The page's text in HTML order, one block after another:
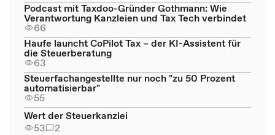
Podcast mit Taxdoo-Gründer Gothmann: Wie
Verantwortung Kanzleien und Tax Tech verbindet
66
Haufe launcht CoPilot Tax – der KI-Assistent für
die Steuerberatung
63
Steuerfachangestellte nur noch "zu 50 Prozent
automatisierbar"
55
Wert der Steuerkanzlei
53
2